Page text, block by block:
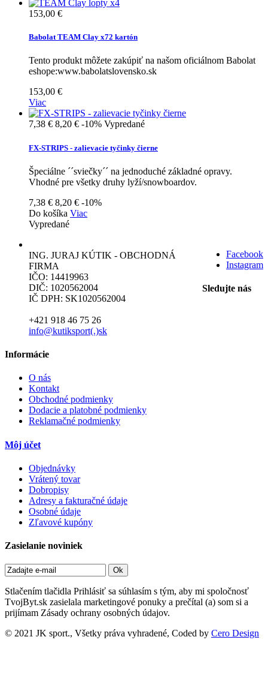
153,00 €
Babolat TEAM Clay x72 kartón
Tento produkt môžete zakúpiť na našom oficiálnom Babolat
eshope:www.babolatslovensko.sk
153,00 €
Viac
7,38 € 8,20 € -10% Vypredané
FX-STRIPS - zalievacie tyčinky čierne
Špeciálne ´´sviečky´´ na jednoduché základné opravy.
Vhodné pre všetky druhy lyží/snowboardov.
7,38 € 8,20 € -10%
Do košíka Viac
Vypredané
Facebook
Instagram
Sledujte nás
ING. JURAJ KÚTIK - OBCHODNÁ
FIRMA
IČO: 14419963
DIČ: 1020562004
IČ DPH: SK1020562004
+421 918 46 75 26
info@kutiksport(.)sk
Informácie
O nás
Kontakt
Obchodné podmienky
Dodacie a platobné podmienky
Reklamačné podmienky
Môj účet
Objednávky
Vrátený tovar
Dobropisy
Adresy a fakturačné údaje
Osobné údaje
Zľavové kupóny
Zasielanie noviniek
Ok
Stlačením tlačidla Prihlásiť sa súhlasím s tým, aby mi spoločnosť
TvojByt.sk zasielala marketingové ponuky a prečítal (a) som si a
prijímam Zásady ochrany osobných údajov.
© 2021 JK sport., Všetky práva vyhradené, Coded by Cero Design